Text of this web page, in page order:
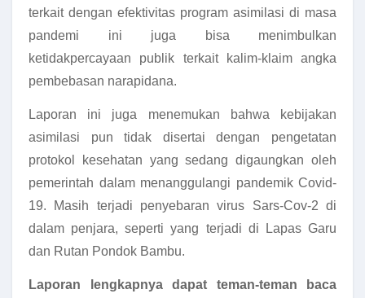
terkait dengan efektivitas program asimilasi di masa
pandemi ini juga bisa menimbulkan
ketidakpercayaan publik terkait kalim-klaim angka
pembebasan narapidana.
Laporan ini juga menemukan bahwa kebijakan
asimilasi pun tidak disertai dengan pengetatan
protokol kesehatan yang sedang digaungkan oleh
pemerintah dalam menanggulangi pandemik Covid-
19. Masih terjadi penyebaran virus Sars-Cov-2 di
dalam penjara, seperti yang terjadi di Lapas Garu
dan Rutan Pondok Bambu.
Laporan lengkapnya dapat teman-teman baca